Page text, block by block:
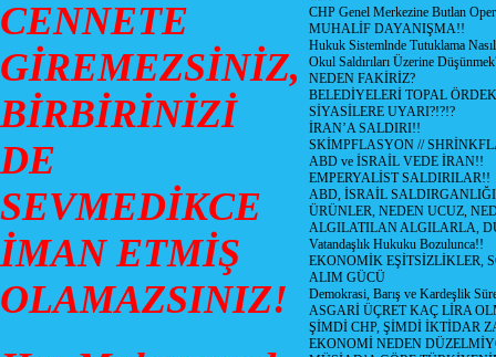
CENNETE
GİREMEZSİNİZ,
BİRBİRİNİZİ
DE
SEVMEDİKCE
İMAN ETMİŞ
OLAMAZSINIZ!
CHP Genel Merkezine Butlan
MUHALİF DAYANIŞMA!!
Hukuk Sistemlnde Tutuklama
Okul Saldırıları Üzerine
NEDEN FAKİRİZ?
BELEDİYELERİ TOPAL
SİYASİLERE UYARI?!?!?
İRAN’A SALDIRI!!
SKİMPFLASYON //
ABD ve İSRAİL VEDE İRAN!!
EMPERYALİST SALDIRILAR!!
ABD, İSRAİL SALDIRGANLIĞI
ÜRÜNLER, NEDEN UCUZ,
ALGILATILAN ALGILARLA,
Vatandaşlık Hukuku Bozulunca!!
EKONOMİK EŞİTSİZLİKLER,
ALIM GÜCÜ
Demokrasi, Barış ve Kardeşlik
ASGARİ ÜÇRET KAÇ LİRA
ŞİMDİ CHP, ŞİMDİ İKTİDAR
EKONOMİ NEDEN